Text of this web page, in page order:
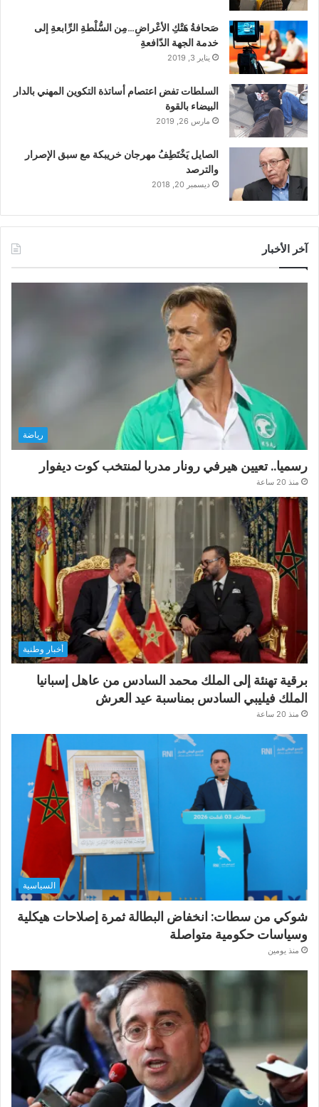
صَحافةُ هَتْكِ الأعْراضِ…مِن السُّلْطةِ الرِّابعةِ إلى
خدمة الجهة الدّافعةِ
يناير 3, 2019
السلطات تفض اعتصام أساتذة التكوين المهني بالدار
البيضاء بالقوة
مارس 26, 2019
الصايل يَخْتَطِفُ مهرجان خريبكة مع سبق الإصرار
والترصد
ديسمبر 20, 2018
آخر الأخبار
رياضة
رسميا.. تعيين هيرفي رونار مدربا لمنتخب كوت ديفوار
منذ 20 ساعة
أخبار وطنية
برقية تهنئة إلى الملك محمد السادس من عاهل إسبانيا
الملك فيليبي السادس بمناسبة عيد العرش
منذ 20 ساعة
السياسية
شوكي من سطات: انخفاض البطالة ثمرة إصلاحات هيكلية
وسياسات حكومية متواصلة
منذ يومين